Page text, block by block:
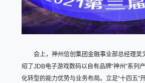
会上，神州信创集团金融事业部总经理吴
绍了JDB电子游戏数码以自有品牌“神州”系列
化转型的能力优势与业务布局。立足“十四五”